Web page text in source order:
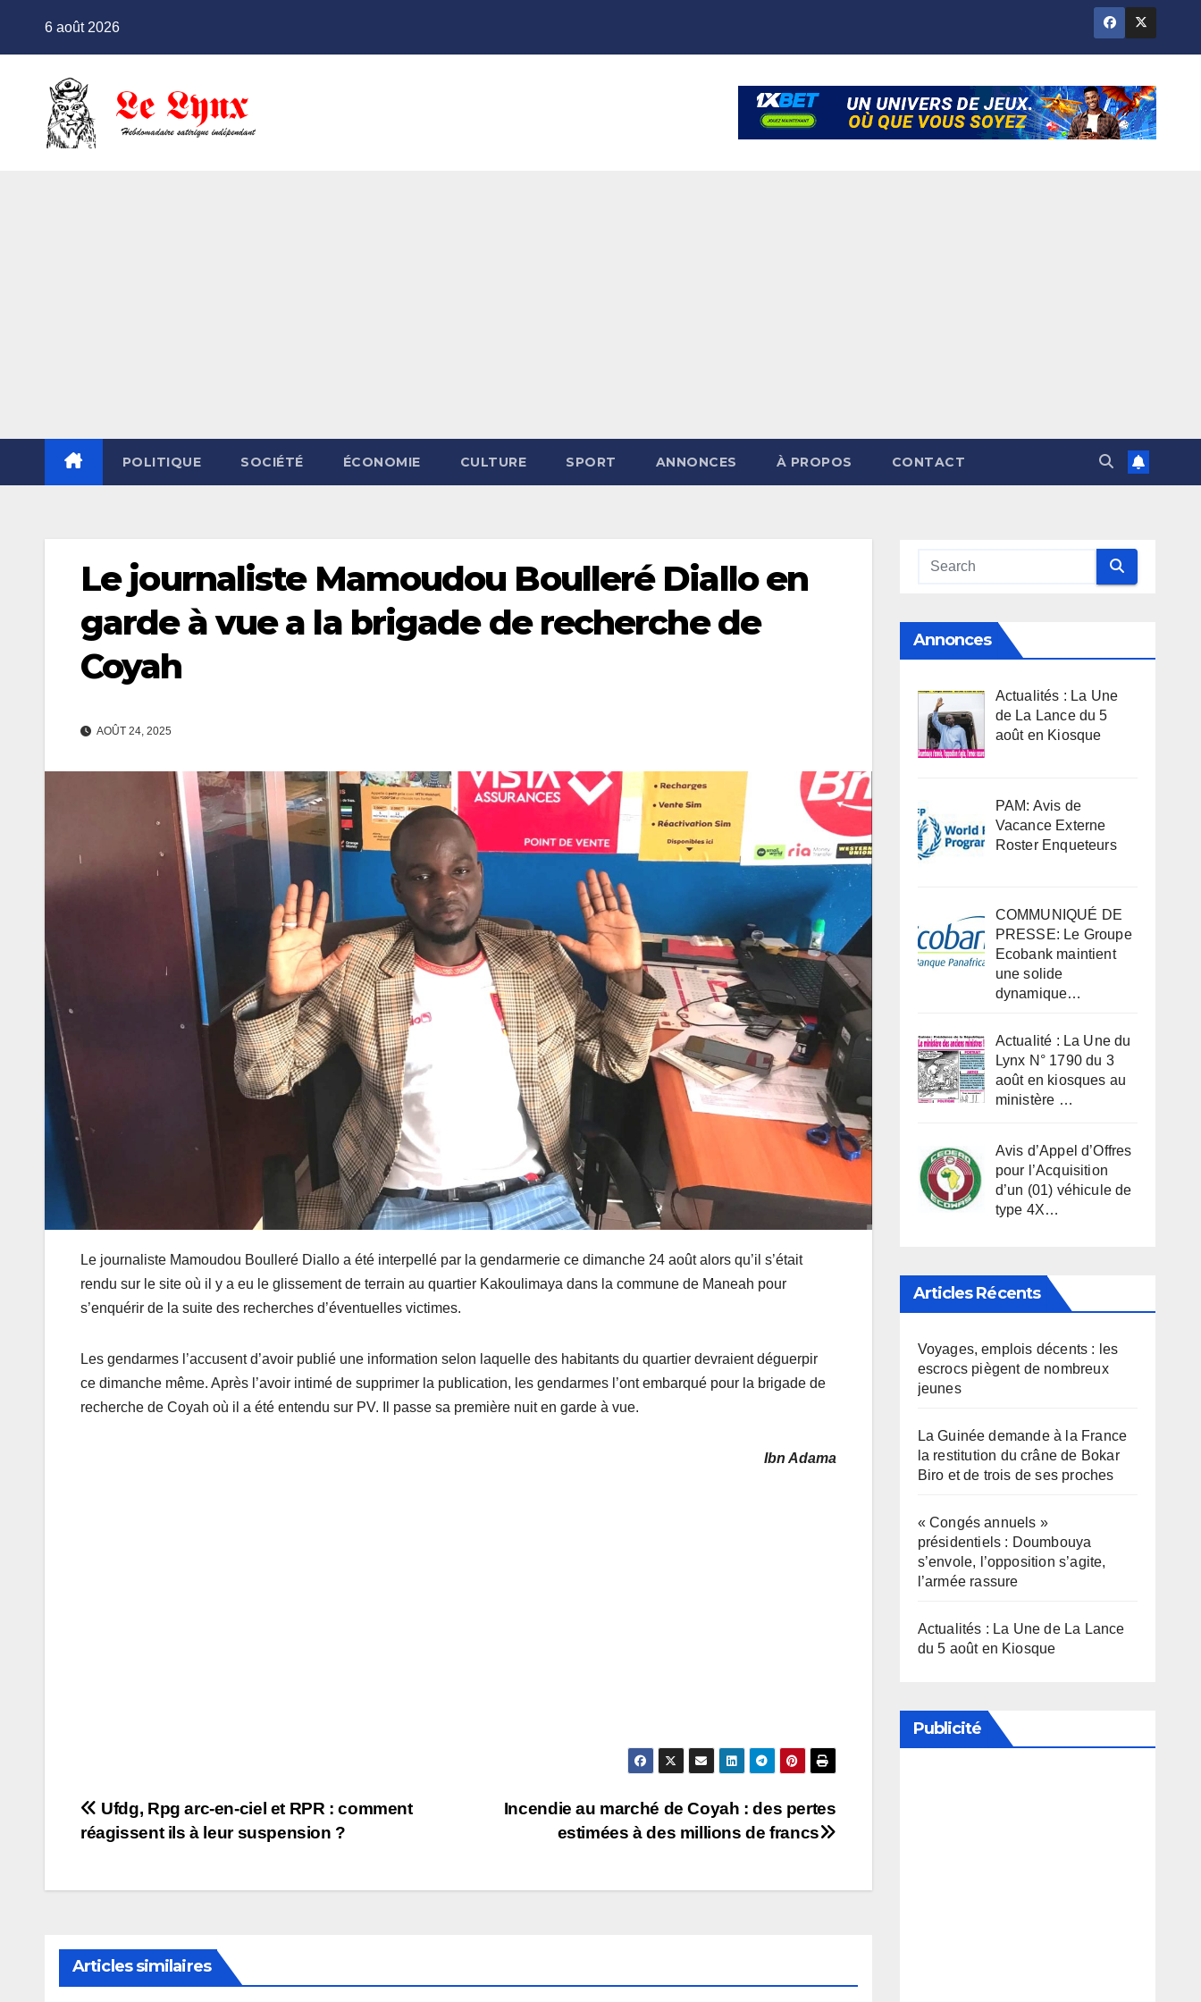
6 août 2026
POLITIQUE SOCIÉTÉ ÉCONOMIE CULTURE SPORT ANNONCES À PROPOS CONTACT
Le journaliste Mamoudou Boulleré Diallo en
garde à vue a la brigade de recherche de
Coyah
AOÛT 24, 2025
Le journaliste Mamoudou Boulleré Diallo a été interpellé par la gendarmerie ce dimanche 24 août alors qu’il s’était
rendu sur le site où il y a eu le glissement de terrain au quartier Kakoulimaya dans la commune de Maneah pour
s’enquérir de la suite des recherches d’éventuelles victimes.
Les gendarmes l’accusent d’avoir publié une information selon laquelle des habitants du quartier devraient déguerpir
ce dimanche même. Après l’avoir intimé de supprimer la publication, les gendarmes l’ont embarqué pour la brigade de
recherche de Coyah où il a été entendu sur PV. Il passe sa première nuit en garde à vue.
Ibn Adama
Navigation
de
l’article
Incendie au marché de Coyah : des pertes
estimées à des millions de francs
Ufdg, Rpg arc-en-ciel et RPR : comment
réagissent ils à leur suspension ?
Articles similaires
Annonces
Actualités : La Une
de La Lance du 5
août en Kiosque
PAM: Avis de
Vacance Externe
Roster Enqueteurs
COMMUNIQUÉ DE
PRESSE: Le Groupe
Ecobank maintient
une solide
dynamique…
Actualité : La Une du
Lynx N° 1790 du 3
août en kiosques au
ministère …
Avis d’Appel d’Offres
pour l’Acquisition
d’un (01) véhicule de
type 4X…
Articles Récents
Voyages, emplois décents : les
escrocs piègent de nombreux
jeunes
La Guinée demande à la France
la restitution du crâne de Bokar
Biro et de trois de ses proches
« Congés annuels »
présidentiels : Doumbouya
s’envole, l’opposition s’agite,
l’armée rassure
Actualités : La Une de La Lance
du 5 août en Kiosque
Publicité